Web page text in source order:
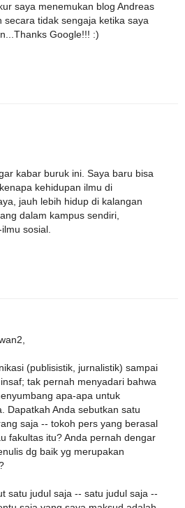
saya menemukan blog Andreas
secara tidak sengaja ketika saya
Google!!! :)
kabar buruk ini. Saya baru bisa
kehidupan ilmu di
jauh lebih hidup di kalangan
dalam kampus sendiri,
sosial.
(publisistik, jurnalistik) sampai
tak pernah menyadari bahwa
apa-apa untuk
Dapatkah Anda sebutkan satu
saja -- tokoh pers yang berasal
fakultas itu? Anda pernah dengar
dg baik yg merupakan
satu judul saja -- satu judul saja --